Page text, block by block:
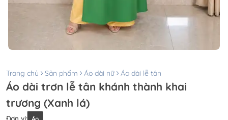
Trang chủ Sản phẩm Áo dài nữ Áo dài lễ tân
Áo dài trơn lễ tân khánh thành khai
trương (Xanh lá)